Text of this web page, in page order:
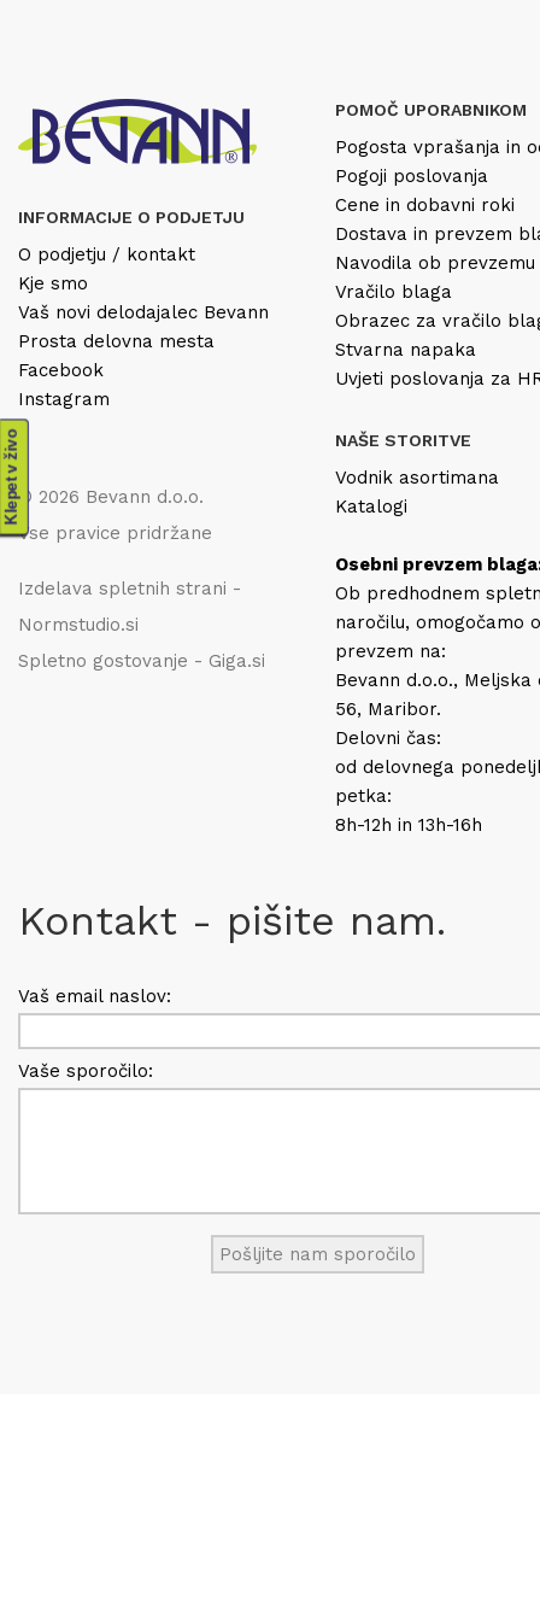
INFORMACIJE O PODJETJU
O podjetju / kontakt
Kje smo
Vaš novi delodajalec Bevann
Prosta delovna mesta
Facebook
Instagram
© 2026 Bevann d.o.o.
Vse pravice pridržane
Izdelava spletnih strani -
Normstudio.si
Spletno gostovanje - Giga.si
POMOČ UPORABNIKOM
Pogosta vprašanja in
Pogoji poslovanja
Cene in dobavni roki
Dostava in prevzem
Navodila ob
Vračilo blaga
Obrazec za vračilo
Stvarna napaka
Uvjeti poslovanja za
NAŠE STORITVE
Vodnik asortimana
Katalogi
Osebni prevzem
Ob predhodnem
naročilu, omogočamo
prevzem na:
Bevann d.o.o., Meljska
56, Maribor.
Delovni čas:
od delovnega
petka:
8h-12h in 13h-16h
Kontakt - pišite nam.
Vaš email naslov:
Vaše sporočilo:
Klepet v živo